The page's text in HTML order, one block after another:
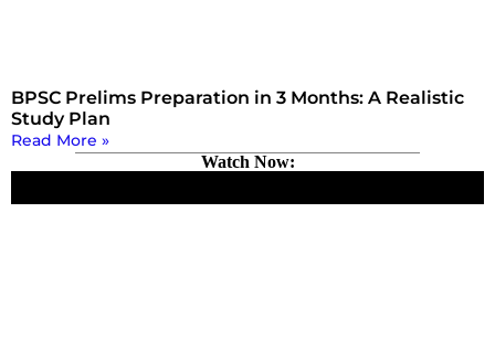
BPSC Prelims Preparation in 3 Months: A Realistic
Study Plan
Read More »
Watch Now: